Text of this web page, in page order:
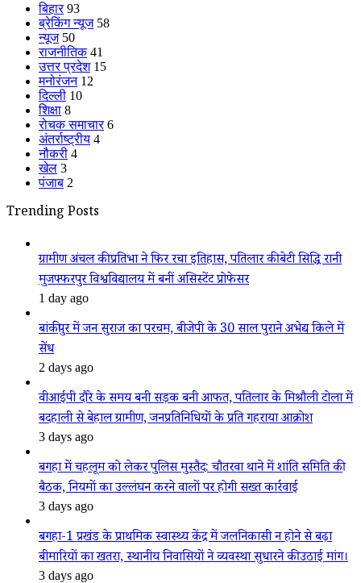
बिहार 93
ब्रेकिंग न्यूज 58
न्यूज 50
राजनीतिक 41
उत्तर प्रदेश 15
मनोरंजन 12
दिल्ली 10
शिक्षा 8
रोचक समाचार 6
अंतर्राष्ट्रीय 4
नौकरी 4
खेल 3
पंजाब 2
Trending Posts
ग्रामीण अंचल की प्रतिभा ने फिर रचा इतिहास, पतिलार की बेटी सिद्धि रानी
मुजफ्फरपुर विश्वविद्यालय में बनीं असिस्टेंट प्रोफेसर
1 day ago
बांकीपुर में जन सुराज का परचम, बीजेपी के 30 साल पुराने अभेद्य किले में
सेंध
2 days ago
वीआईपी दौरे के समय बनी सड़क बनी आफत, पतिलार के मिश्रौली टोला में
बदहाली से बेहाल ग्रामीण, जनप्रतिनिधियों के प्रति गहराया आक्रोश
3 days ago
बगहा में चहलूम को लेकर पुलिस मुस्तैद: चौतरवा थाने में शांति समिति की
बैठक, नियमों का उल्लंघन करने वालों पर होगी सख्त कार्रवाई
3 days ago
बगहा-1 प्रखंड के प्राथमिक स्वास्थ्य केंद्र में जलनिकासी न होने से बढ़ा
बीमारियों का खतरा, स्थानीय निवासियों ने व्यवस्था सुधारने की उठाई मांग।
3 days ago